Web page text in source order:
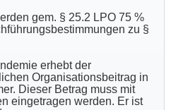
gem. § 25.2 LPO 75 %
zu §
erhebt der
Organisationsbeitrag in
Dieser Betrag muss mit
eingetragen werden. Er ist